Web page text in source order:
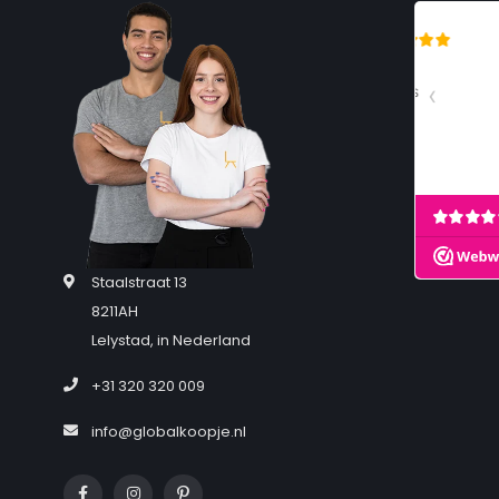
Elegante, comfortabele zitting
Trendy, zwart metalen onderstel
Verkrijgbaar in meerdere kleuren
MultiPlex bedekt
Eetkamerstoelen | Eyecatcher | Swiss Homes® | Margriet
Staalstraat 13
8211AH
Lelystad, in Nederland
+31 320 320 009
info@globalkoopje.nl